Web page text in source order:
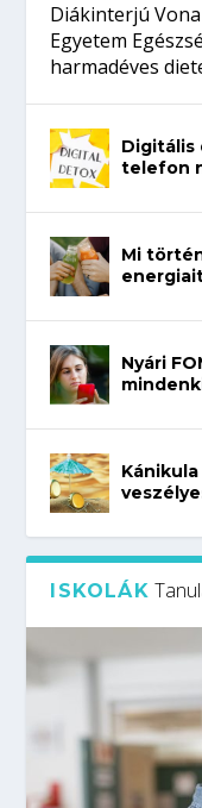
Diákinterjú
Egyetem
harmadéves
Digitális
telefon
Mi
Nyári
ISKOLÁK